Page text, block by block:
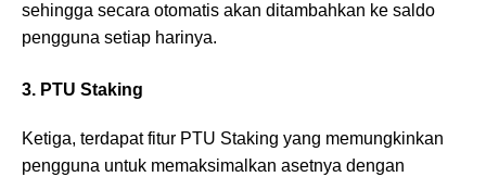
sehingga secara otomatis akan ditambahkan ke saldo
pengguna setiap harinya.
3. PTU Staking
Ketiga, terdapat fitur PTU Staking yang memungkinkan
pengguna untuk memaksimalkan asetnya dengan